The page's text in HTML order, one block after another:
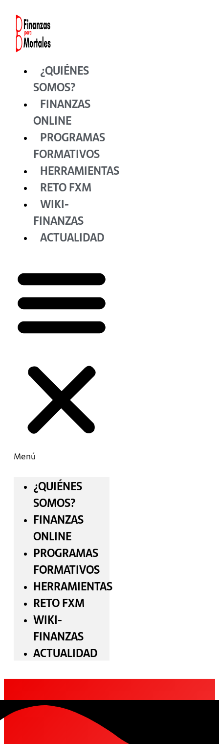
contenido
¿QUIÉNES
SOMOS?
FINANZAS
ONLINE
PROGRAMAS
FORMATIVOS
HERRAMIENTAS
RETO FXM
WIKI-
FINANZAS
ACTUALIDAD
Menú
¿QUIÉNES
SOMOS?
FINANZAS
ONLINE
PROGRAMAS
FORMATIVOS
HERRAMIENTAS
RETO FXM
WIKI-
FINANZAS
ACTUALIDAD